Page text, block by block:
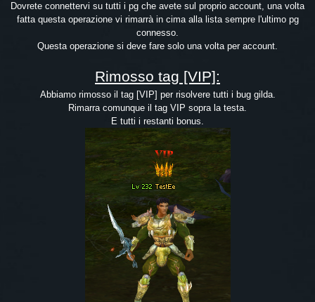
Dovrete connettervi su tutti i pg che avete sul proprio account, una volta
fatta questa operazione vi rimarrà in cima alla lista sempre l'ultimo pg
connesso.
Questa operazione si deve fare solo una volta per account.
Rimosso tag [VIP]:
Abbiamo rimosso il tag [VIP] per risolvere tutti i bug gilda.
Rimarra comunque il tag VIP sopra la testa.
E tutti i restanti bonus.